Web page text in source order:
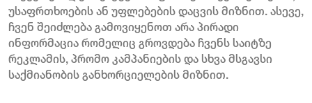
უსაფრთხოების ან უფლებების დაცვის მიზნით. ასევე,
ჩვენ შეიძლება გამოვიყენოთ არა პირადი
ინფორმაცია რომელიც გროვდება ჩვენს საიტზე
რეკლამის, პრომო კამპანიების და სხვა მსგავსი
საქმიანობის განხორციელების მიზნით.